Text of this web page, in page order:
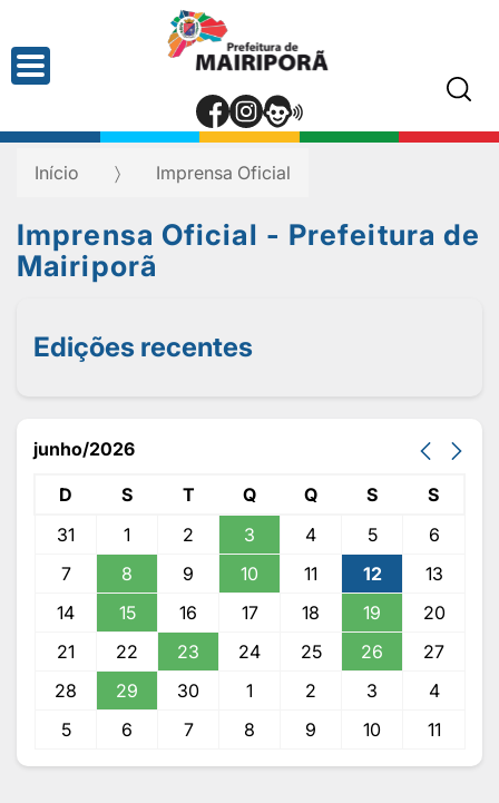
Início Imprensa Oficial
Imprensa Oficial - Prefeitura de
Mairiporã
Edições recentes
junho/2026
D S T Q Q S
S
31
1 2 3 4 5
6
7
8 9 10 11 12
13
14
15 16 17 18 19
20
21
22 23 24 25 26
27
28
29 30 1 2 3
4
5
6 7 8 9 10 11